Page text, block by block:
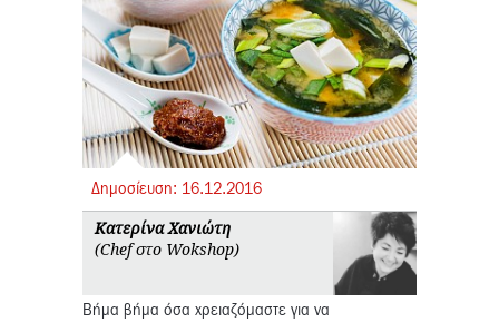
Δημοσίευση: 16.12.2016
Κατερίνα Χανιώτη
(Chef στο Wokshop)
Βήμα βήμα όσα χρειαζόμαστε για να